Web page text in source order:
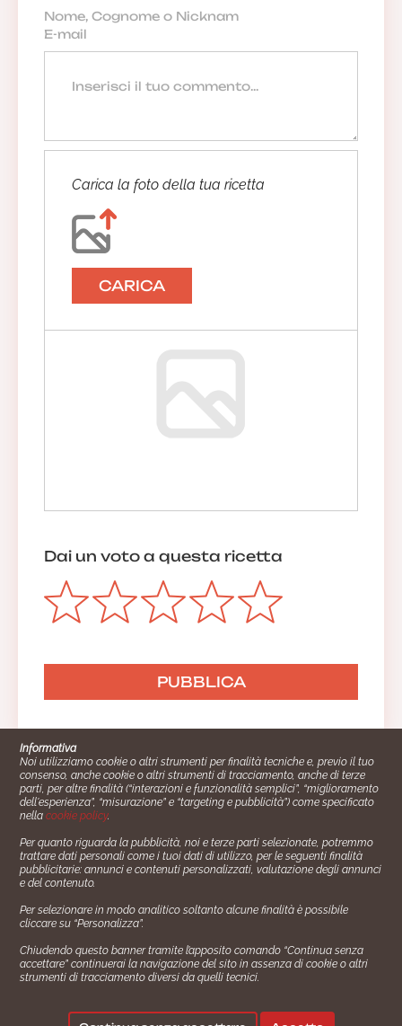
Carica la foto della tua ricetta
CARICA
Dai un voto a questa ricetta
Cucinare.it è un marchio commerciale di Impiego24.it s.r.l.
copyright 2014 - 2024 P.IVA: 03406490130
Azienda certiﬁcata ISO 27001 numero: SNR 73140386/89/I
- Azienda certiﬁcata ISO 9001 numero: SNR
Gestione consensi e categorie merceologiche marketing
Seguici su:
Informativa
Noi utilizziamo cookie o altri strumenti per finalità tecniche e, previo il tuo
consenso, anche cookie o altri strumenti di tracciamento, anche di terze
parti, per altre finalità (“interazioni e funzionalità semplici”, “miglioramento
dell'esperienza”, “misurazione” e “targeting e pubblicità”) come specificato
nellacookie policy.
Per quanto riguarda la pubblicità, noi e terze parti selezionate, potremmo
trattare dati personali come i tuoi dati di utilizzo, per le seguenti finalità
pubblicitarie: annunci e contenuti personalizzati, valutazione degli annunci
e del contenuto.
Per selezionare in modo analitico soltanto alcune finalità è possibile
cliccare su “Personalizza”.
Chiudendo questo banner tramite l’apposito comando “Continua senza
accettare” continuerai la navigazione del sito in assenza di cookie o altri
strumenti di tracciamento diversi da quelli tecnici.